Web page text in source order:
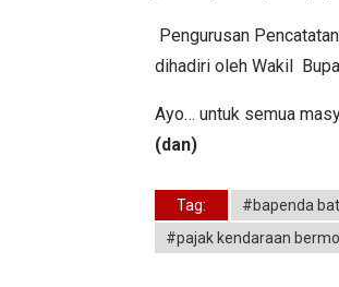
Pengurusan
dihadiri oleh Wakil
Ayo… untuk semua
(dan)
Tag: #bapenda
#pajak kendaraan